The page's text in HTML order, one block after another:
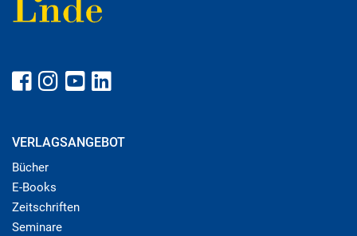
VERLAGSANGEBOT
Bücher
E-Books
Zeitschriften
Seminare